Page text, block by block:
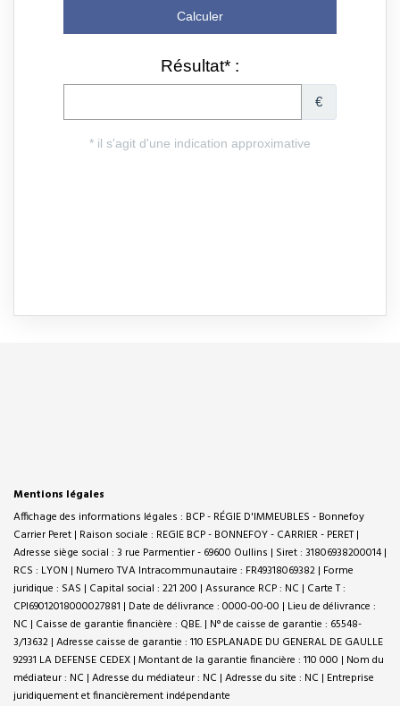
Mentions légales
Affichage des informations légales : BCP - RÉGIE D'IMMEUBLES - Bonnefoy
Carrier Peret | Raison sociale : REGIE BCP - BONNEFOY - CARRIER - PERET |
Adresse siège social : 3 rue Parmentier - 69600 Oullins | Siret : 31806938200014 |
RCS : LYON | Numero TVA Intracommunautaire : FR49318069382 | Forme
juridique : SAS | Capital social : 221 200 | Assurance RCP : NC | Carte T :
CPI69012018000027881 | Date de délivrance : 0000-00-00 | Lieu de délivrance :
NC | Caisse de garantie financière : QBE. | N° de caisse de garantie : 65548-
3/13632 | Adresse caisse de garantie : 110 ESPLANADE DU GENERAL DE GAULLE
92931 LA DEFENSE CEDEX | Montant de la garantie financière : 110 000 | Nom du
médiateur : NC | Adresse du médiateur : NC | Adresse du site : NC | Entreprise
juridiquement et financièrement indépendante